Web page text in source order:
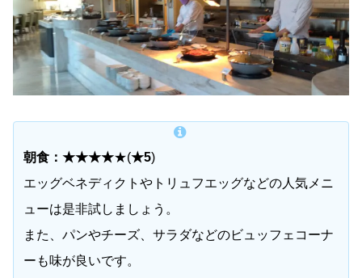
朝食：★★★★★(★5)
エッグベネディクトやトリュフエッグなどの人気メニ
ューは是非試しましょう。
また、パンやチーズ、サラダなどのビュッフェコーナ
ーも味が良いです。